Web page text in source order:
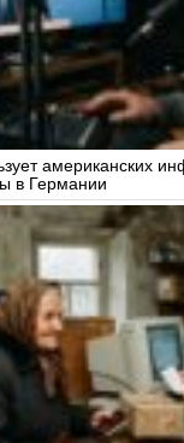
американских
в Германии